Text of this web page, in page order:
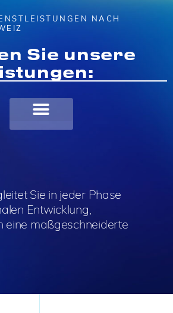
NACH
Sie unsere
Sie in jeder Phase
Entwicklung,
eine maßgeschneiderte